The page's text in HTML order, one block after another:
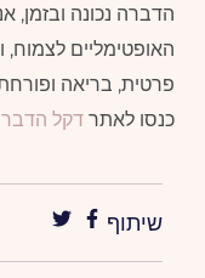
הדברה נכונה ובזמן,
האופטימליים לצמוח,
פרטית, בריאה
כנסו לאתר דקל
שיתוף